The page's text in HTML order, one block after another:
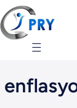
İçeriğe
geç